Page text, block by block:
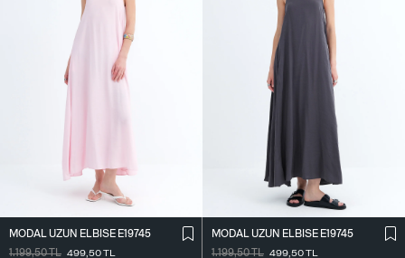
MODAL UZUN ELBISE E19745
1.199,50TL 499,50TL
MODAL UZUN ELBISE E19745
1.199,50TL 499,50TL